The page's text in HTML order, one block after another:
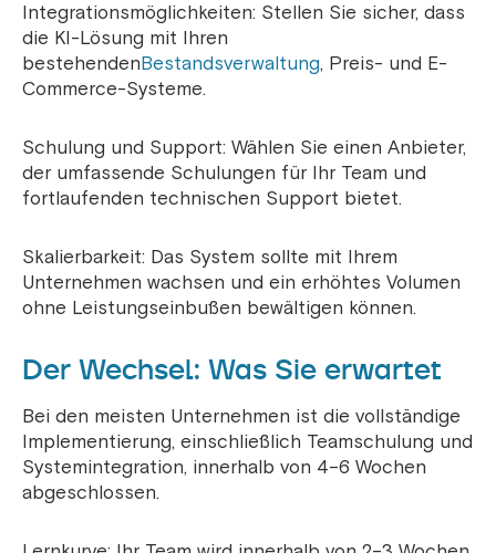
Integrationsmöglichkeiten: Stellen Sie sicher, dass
die KI-Lösung mit Ihren
bestehendenBestandsverwaltung, Preis- und E-
Commerce-Systeme.
Schulung und Support: Wählen Sie einen Anbieter,
der umfassende Schulungen für Ihr Team und
fortlaufenden technischen Support bietet.
Skalierbarkeit: Das System sollte mit Ihrem
Unternehmen wachsen und ein erhöhtes Volumen
ohne Leistungseinbußen bewältigen können.
Der Wechsel: Was Sie erwartet
Bei den meisten Unternehmen ist die vollständige
Implementierung, einschließlich Teamschulung und
Systemintegration, innerhalb von 4–6 Wochen
abgeschlossen.